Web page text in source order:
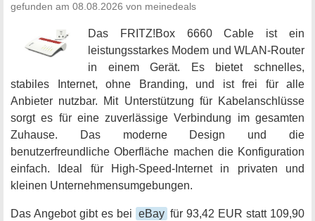
gefunden am 08.08.2026 von meinedeals
Das FRITZ!Box 6660 Cable ist ein
leistungsstarkes Modem und WLAN-Router
in einem Gerät. Es bietet schnelles,
stabiles Internet, ohne Branding, und ist frei für alle
Anbieter nutzbar. Mit Unterstützung für Kabelanschlüsse
sorgt es für eine zuverlässige Verbindung im gesamten
Zuhause. Das moderne Design und die
benutzerfreundliche Oberfläche machen die Konfiguration
einfach. Ideal für High-Speed-Internet in privaten und
kleinen Unternehmensumgebungen.
Das Angebot gibt es bei eBay für 93,42 EUR statt 109,90